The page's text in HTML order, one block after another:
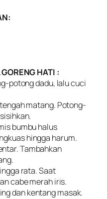
HATI :
potong dadu, lalu cuci
matang. Potong-
bumbu halus
hingga harum.
Tambahkan
rata. Saat
cabe merah iris.
dan kentang masak.